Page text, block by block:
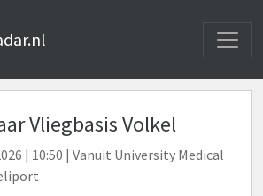
Vliegbasis Volkel
| 10:50 | Vanuit University Medical